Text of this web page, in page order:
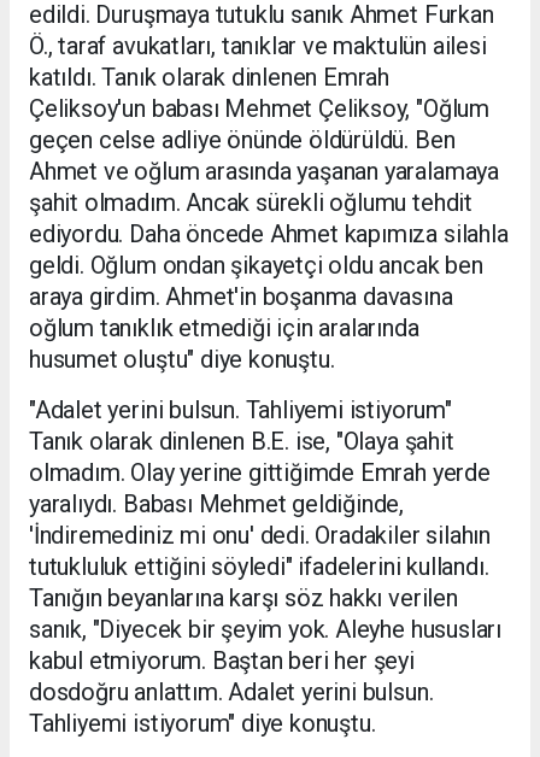
edildi. Duruşmaya tutuklu sanık Ahmet Furkan
Ö., taraf avukatları, tanıklar ve maktulün ailesi
katıldı. Tanık olarak dinlenen Emrah
Çeliksoy'un babası Mehmet Çeliksoy, "Oğlum
geçen celse adliye önünde öldürüldü. Ben
Ahmet ve oğlum arasında yaşanan yaralamaya
şahit olmadım. Ancak sürekli oğlumu tehdit
ediyordu. Daha öncede Ahmet kapımıza silahla
geldi. Oğlum ondan şikayetçi oldu ancak ben
araya girdim. Ahmet'in boşanma davasına
oğlum tanıklık etmediği için aralarında
husumet oluştu" diye konuştu.
"Adalet yerini bulsun. Tahliyemi istiyorum"
Tanık olarak dinlenen B.E. ise, "Olaya şahit
olmadım. Olay yerine gittiğimde Emrah yerde
yaralıydı. Babası Mehmet geldiğinde,
'İndiremediniz mi onu' dedi. Oradakiler silahın
tutukluluk ettiğini söyledi" ifadelerini kullandı.
Tanığın beyanlarına karşı söz hakkı verilen
sanık, "Diyecek bir şeyim yok. Aleyhe hususları
kabul etmiyorum. Baştan beri her şeyi
dosdoğru anlattım. Adalet yerini bulsun.
Tahliyemi istiyorum" diye konuştu.